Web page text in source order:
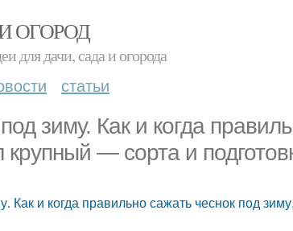
ОГОРОД
для дачи, сада и огорода
статьи
зиму. Как и когда
— сорта и
Как и когда правильно сажать чеснок под